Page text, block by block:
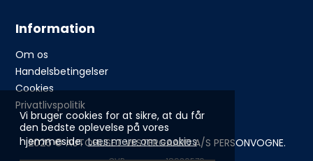
Vi bruger cookies for at sikre, at du får
den bedste oplevelse på vores
hjemmeside.Læs mere om cookies
Information
Om os
Handelsbetingelser
Cookies
Privatlivspolitik
2026 © AUTOHUSET VESTERGAARD A/S PERSONVOGNE.